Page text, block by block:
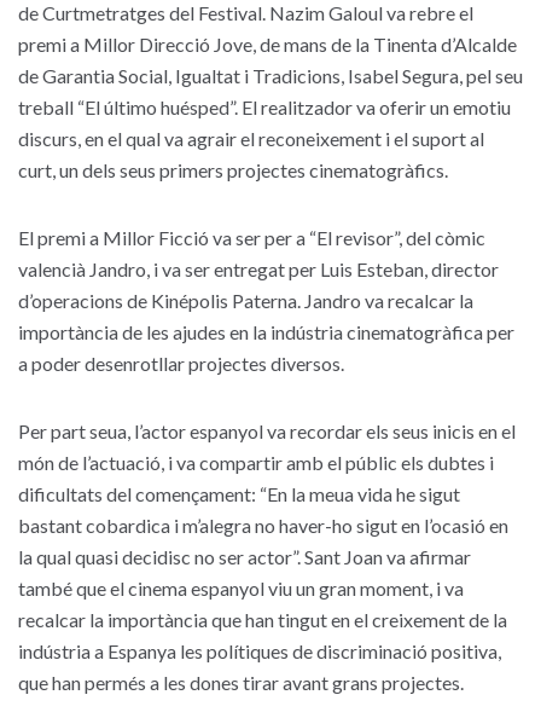
de Curtmetratges del Festival. Nazim Galoul va rebre el
premi a Millor Direcció Jove, de mans de la Tinenta d’Alcalde
de Garantia Social, Igualtat i Tradicions, Isabel Segura, pel seu
treball “El último huésped”. El realitzador va oferir un emotiu
discurs, en el qual va agrair el reconeixement i el suport al
curt, un dels seus primers projectes cinematogràfics.
El premi a Millor Ficció va ser per a “El revisor”, del còmic
valencià Jandro, i va ser entregat per Luis Esteban, director
d’operacions de Kinépolis Paterna. Jandro va recalcar la
importància de les ajudes en la indústria cinematogràfica per
a poder desenrotllar projectes diversos.
Per part seua, l’actor espanyol va recordar els seus inicis en el
món de l’actuació, i va compartir amb el públic els dubtes i
dificultats del començament: “En la meua vida he sigut
bastant cobardica i m’alegra no haver-ho sigut en l’ocasió en
la qual quasi decidisc no ser actor”. Sant Joan va afirmar
també que el cinema espanyol viu un gran moment, i va
recalcar la importància que han tingut en el creixement de la
indústria a Espanya les polítiques de discriminació positiva,
que han permés a les dones tirar avant grans projectes.